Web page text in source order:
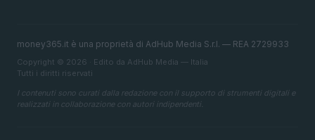
money365.it è una proprietà di AdHub Media S.r.l. — REA 2729933
Copyright © 2026 · Edito da AdHub Media — Italia
Tutti i diritti riservati
I contenuti sono curati dalla redazione con il supporto di strumenti digitali e
realizzati in collaborazione con autori indipendenti.